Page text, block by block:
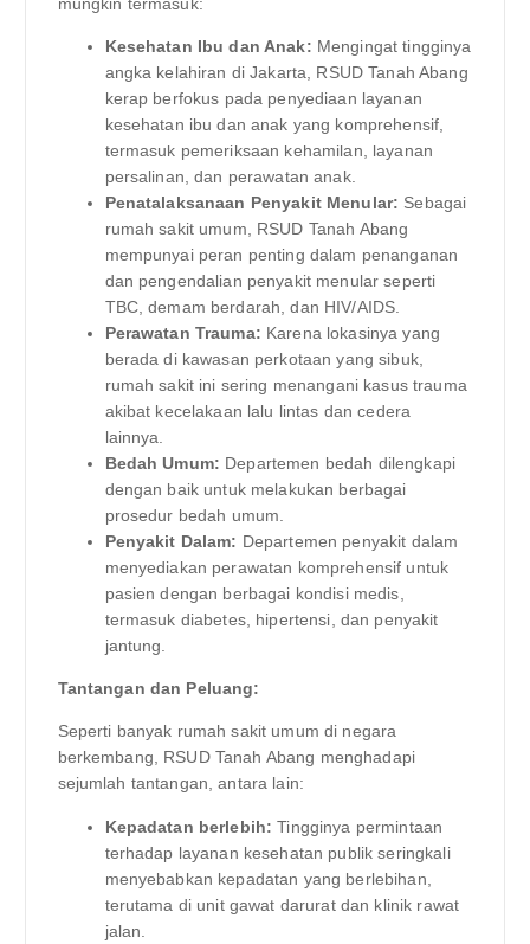
mungkin termasuk:
Kesehatan Ibu dan Anak: Mengingat tingginya
angka kelahiran di Jakarta, RSUD Tanah Abang
kerap berfokus pada penyediaan layanan
kesehatan ibu dan anak yang komprehensif,
termasuk pemeriksaan kehamilan, layanan
persalinan, dan perawatan anak.
Penatalaksanaan Penyakit Menular: Sebagai
rumah sakit umum, RSUD Tanah Abang
mempunyai peran penting dalam penanganan
dan pengendalian penyakit menular seperti
TBC, demam berdarah, dan HIV/AIDS.
Perawatan Trauma: Karena lokasinya yang
berada di kawasan perkotaan yang sibuk,
rumah sakit ini sering menangani kasus trauma
akibat kecelakaan lalu lintas dan cedera
lainnya.
Bedah Umum: Departemen bedah dilengkapi
dengan baik untuk melakukan berbagai
prosedur bedah umum.
Penyakit Dalam: Departemen penyakit dalam
menyediakan perawatan komprehensif untuk
pasien dengan berbagai kondisi medis,
termasuk diabetes, hipertensi, dan penyakit
jantung.
Tantangan dan Peluang:
Seperti banyak rumah sakit umum di negara
berkembang, RSUD Tanah Abang menghadapi
sejumlah tantangan, antara lain:
Kepadatan berlebih: Tingginya permintaan
terhadap layanan kesehatan publik seringkali
menyebabkan kepadatan yang berlebihan,
terutama di unit gawat darurat dan klinik rawat
jalan.